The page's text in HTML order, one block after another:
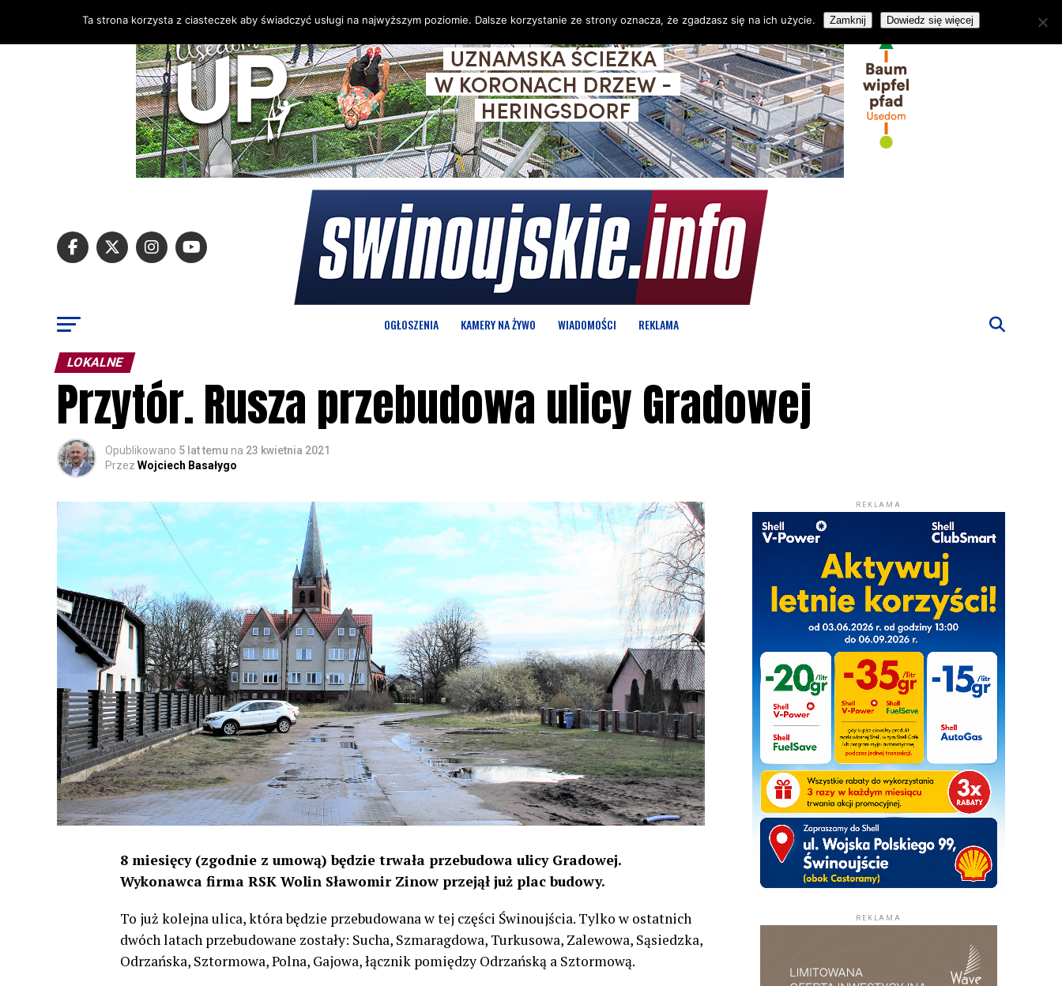
OGŁOSZENIA KAMERY NA ŻYWO WIADOMOŚCI REKLAMA
LOKALNE
Przytór. Rusza przebudowa ulicy Gradowej
Opublikowano 5 lat temu na 23 kwietnia 2021
Przez Wojciech Basałygo
8 miesięcy (zgodnie z umową) będzie trwała przebudowa ulicy Gradowej.
Wykonawca firma RSK Wolin Sławomir Zinow przejął już plac budowy.
To już kolejna ulica, która będzie przebudowana w tej części Świnoujścia. Tylko w ostatnich
dwóch latach przebudowane zostały: Sucha, Szmaragdowa, Turkusowa, Zalewowa, Sąsiedzka,
Odrzańska, Sztormowa, Polna, Gajowa, łącznik pomiędzy Odrzańską a Sztormową.
REKLAMA
REKLAMA
Ta strona korzysta z ciasteczek aby świadczyć usługi na najwyższym poziomie. Dalsze korzystanie ze strony oznacza, że zgadzasz się na ich użycie. Zamknij Dowiedz się więcej